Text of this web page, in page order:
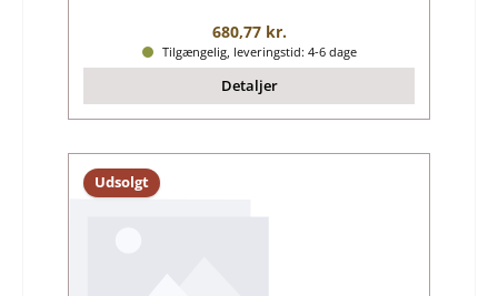
Almindelig pris:
680,77 kr.
Tilgængelig, leveringstid: 4-6 dage
Detaljer
Udsolgt